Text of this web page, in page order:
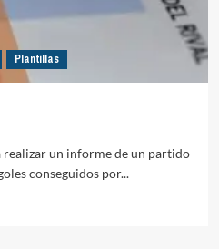
Plantillas
realizar un informe de un partido
conseguidos por...